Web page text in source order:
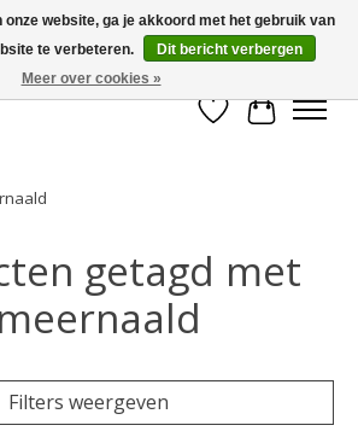
Verlanglijst
getagd met
Filters weergeven
onze website, ga je akkoord met het gebruik van
te verbeteren.
Dit bericht verbergen
Meer over cookies »